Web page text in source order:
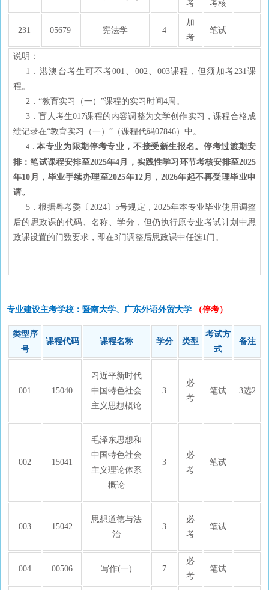
考
考核
231 05679 宪法学 4
加
考
笔试
说明：
1．港澳台考生可不考001、002、003课程，但须加考231课
程。
2．“教育实习（一）”课程的实习时间4周。
3．盲人考生017课程的内容调整为文学创作实习，课程合格成
绩记录在“教育实习（一）”（课程代码07846）中。
4．本专业为限期停考专业，不接受新生报名。停考过渡期安
排：笔试课程安排至2025年4月，实践性学习环节考核安排至2025
年10月，毕业手续办理至2025年12月，2026年起不再受理毕业申
请。
5．根据粤考委〔2024〕5号规定，2025年本专业毕业使用调整
后的思政课的代码、名称、学分，但仍执行原专业考试计划中思
政课设置的门数要求，即在3门调整后思政课中任选1门。
专业建设主考学校：暨南大学、广东外语外贸大学 （停考）
类型序
号
课程代码 课程名称 学分 类型
考试方
式
备注
001 15040
习近平新时代
中国特色社会
主义思想概论
3
必
考
笔试 3选2
002 15041
毛泽东思想和
中国特色社会
主义理论体系
概论
3
必
考
笔试
003 15042
思想道德与法
治
3
必
考
笔试
004 00506 写作(一) 7
必
考
笔试